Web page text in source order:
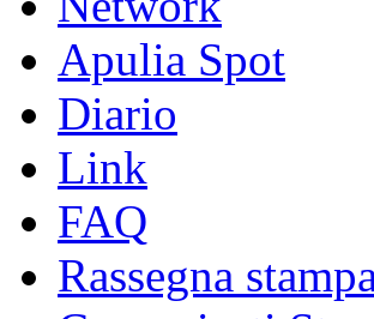
Apulia Spot
Diario
Link
FAQ
Rassegna